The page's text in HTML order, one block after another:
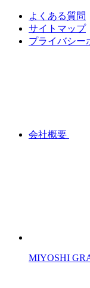
よくある質問
サイトマップ
プライバシー
会社概要
MIYOSHI